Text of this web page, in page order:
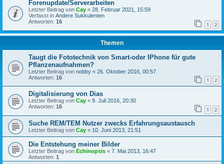
Forenupdate/Serverarbeiten
Letzter Beitrag von Cay « 28. Februar 2021, 15:59
Verfasst in Andere Sukkulenten
Antworten: 16 1 2
Themen
Taugt die Fototechnik von Smart-oder IPhone für gute
Pflanzenaufnahmen?
Letzter Beitrag von nobby « 26. Oktober 2016, 00:57
Antworten: 16 1 2
Digitalisierung von Dias
Letzter Beitrag von Cay « 9. Juli 2016, 20:30
Antworten: 16 1 2
Suche REM/TEM Nutzer zwecks Erfahrungsaustausch
Letzter Beitrag von Cay « 10. Juni 2013, 21:51
Die Entstehung meiner Bilder
Letzter Beitrag von Echinopsis « 7. Mai 2013, 16:47
Antworten: 1